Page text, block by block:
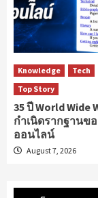
Knowledge
Tech
Top Story
35 ปี World Wide
กำเนิดรากฐานข
ออนไลน์
August 7, 2026